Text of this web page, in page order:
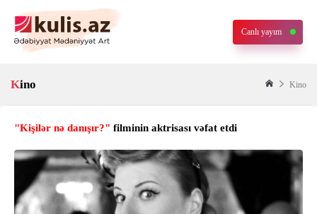
Canlı yayım
Kino Kino
"Kişilər nə danışır?" filminin aktrisası vəfat etdi